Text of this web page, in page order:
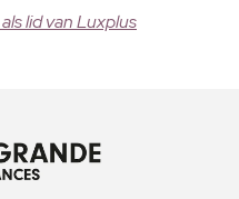
lid van Luxplus